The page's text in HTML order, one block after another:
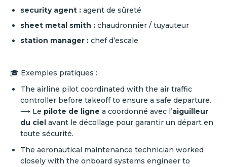
security agent : agent de sûreté
sheet metal smith : chaudronnier / tuyauteur
station manager : chef d’escale
🎓 Exemples pratiques :
The airline pilot coordinated with the air traffic
controller before takeoff to ensure a safe departure.
⟶ Le pilote de ligne a coordonné avec l’aiguilleur
du ciel avant le décollage pour garantir un départ en
toute sécurité.
The aeronautical maintenance technician worked
closely with the onboard systems engineer to